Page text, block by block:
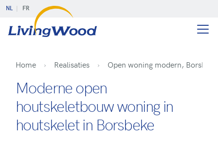
NL FR
Home Realisaties Open woning modern, Borsbeke
Moderne open
houtskeletbouw woning in
houtskelet in Borsbeke